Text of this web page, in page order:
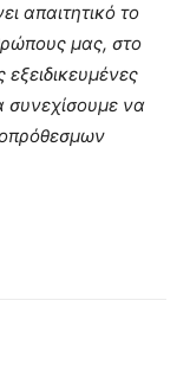
απαιτητικό το
μας, στο
συνεχίσουμε να